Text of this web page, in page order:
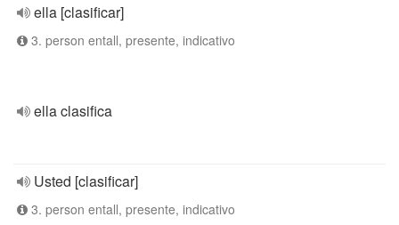
ella [clasificar]
3. person entall, presente, indicativo
ella clasifica
Usted [clasificar]
3. person entall, presente, indicativo